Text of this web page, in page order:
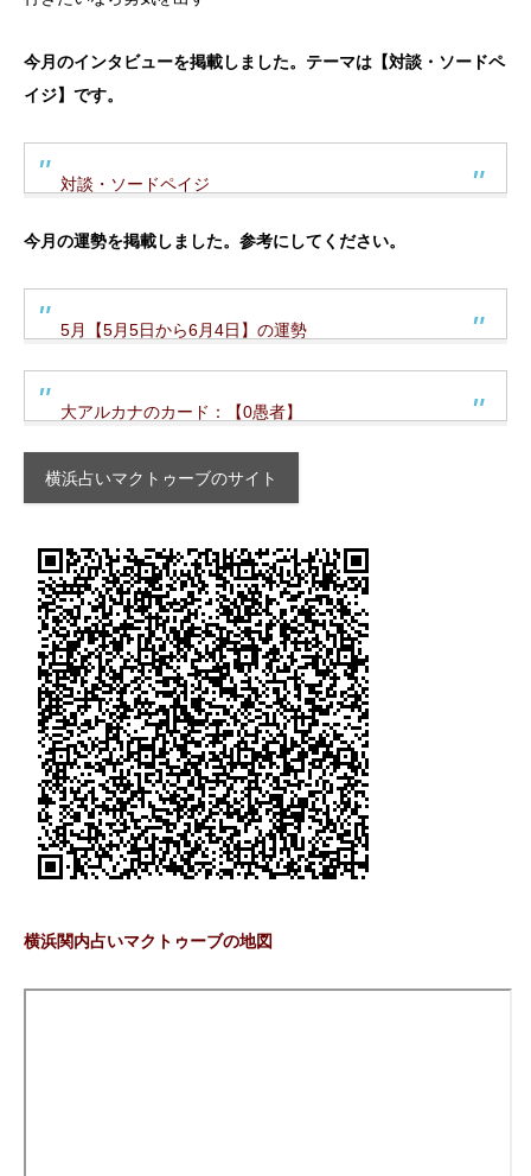
今月のインタビューを掲載しました。テーマは【対談・ソードペ
イジ】です。
対談・ソードペイジ
今月の運勢を掲載しました。参考にしてください。
5月【5月5日から6月4日】の運勢
大アルカナのカード：【0愚者】
横浜占いマクトゥーブのサイト
横浜関内占いマクトゥーブの地図